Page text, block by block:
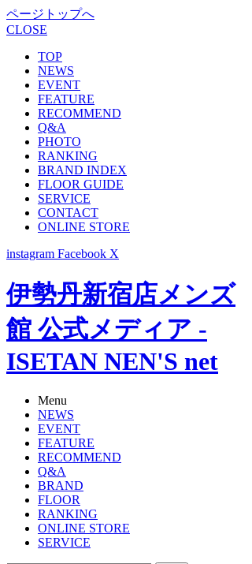
ページトップへ
CLOSE
TOP
NEWS
EVENT
FEATURE
RECOMMEND
Q&A
PHOTO
RANKING
BRAND INDEX
FLOOR GUIDE
SERVICE
CONTACT
ONLINE STORE
instagram Facebook X
伊勢丹新宿店メンズ
館 公式メディア -
ISETAN NEN'S net
Menu
NEWS
EVENT
FEATURE
RECOMMEND
Q&A
BRAND
FLOOR
RANKING
ONLINE STORE
SERVICE